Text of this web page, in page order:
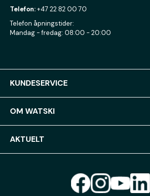
Telefon:+47 22 82 00 70
Telefon åpningstider:
Mandag - fredag: 08:00 - 20:00
KUNDESERVICE
OM WATSKI
AKTUELT